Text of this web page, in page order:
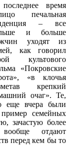
время
печальная
– все
и больше
уходят из
как говорил
культового
«Покровские
«в клочья
крепкий
очаг». Те,
еще вчера были
семейных
зачастую более
отдают
перед кем бы то